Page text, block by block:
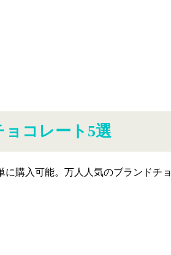
コレート5選
購入可能。万人人気のブランドチョ